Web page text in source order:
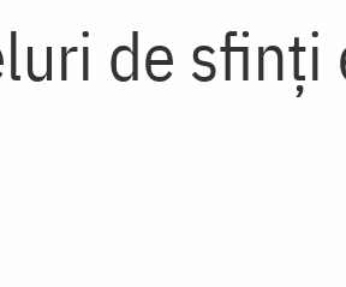
de sfinți